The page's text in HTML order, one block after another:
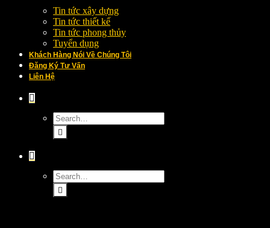
Tin tức xây dựng
Tin tức thiết kế
Tin tức phong thủy
Tuyển dụng
Khách Hàng Nói Về Chúng Tôi
Đăng Ký Tư Vấn
Liên Hệ